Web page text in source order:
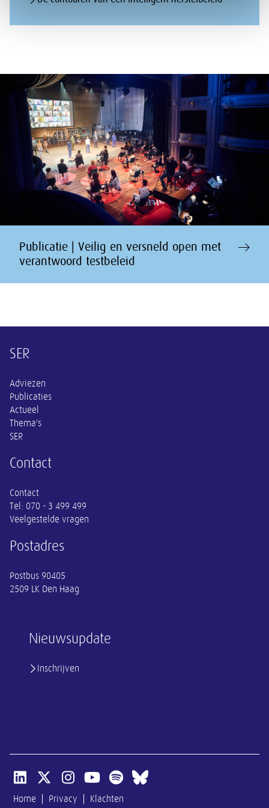
Publicatie | Veilig en versneld open met
verantwoord testbeleid
Overige informatie
Nieuwsupdate
Inschrijven
SER
Adviezen
Publicaties
Actueel
Thema's
SER
Contact
Contact
Tel: 070 - 3 499 499
Veelgestelde vragen
Postadres
Postbus 90405
2509 LK Den Haag
Open linkedin van SER
Open x-twitter van SER
Open instagram van SER
Open youtube van SER
Open spotify van SER
Open bluesky van SER
Home Privacy Klachten